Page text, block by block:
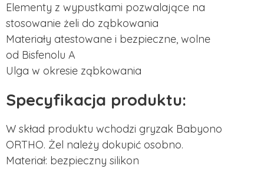
Elementy z wypustkami pozwalające na
stosowanie żeli do ząbkowania
Materiały atestowane i bezpieczne, wolne
od Bisfenolu A
Ulga w okresie ząbkowania
Specyfikacja produktu:
W skład produktu wchodzi gryzak Babyono
ORTHO. Żel należy dokupić osobno.
Materiał: bezpieczny silikon